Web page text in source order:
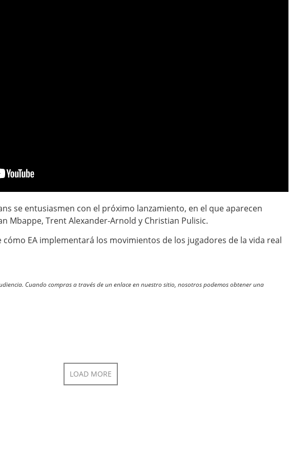
se entusiasmen con el próximo lanzamiento, en el que aparecen
Mbappe, Trent Alexander-Arnold y Christian Pulisic.
cómo EA implementará los movimientos de los jugadores de la vida real
Cuando compras a través de un enlace en nuestro sitio, nosotros podemos obtener una
LOAD MORE